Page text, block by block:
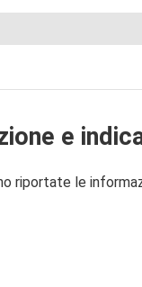
e
riportate le